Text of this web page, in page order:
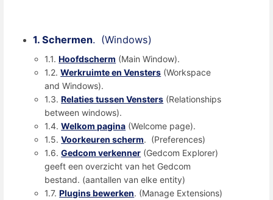
1. Schermen. (Windows)
1.1.Hoofdscherm (Main Window).
1.2.Werkruimte en Vensters (Workspace
and Windows).
1.3.Relaties tussen Vensters (Relationships
between windows).
1.4.Welkom pagina (Welcome page).
1.5.Voorkeuren scherm. (Preferences)
1.6.Gedcom verkenner (Gedcom Explorer)
geeft een overzicht van het Gedcom
bestand. (aantallen van elke entity)
1.7.Plugins bewerken. (Manage Extensions)